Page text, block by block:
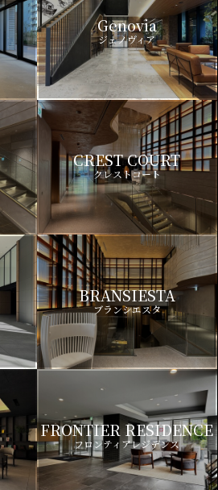
Genovia
ジェノヴィア
CREST COURT
クレストコート
BRANSIESTA
ブランシエスタ
FRONTIER RESIDENCE
フロンティアレジデンス